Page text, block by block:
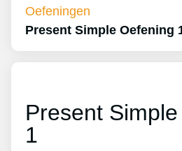
Oefeningen
Present Simple Oefening
Present
1